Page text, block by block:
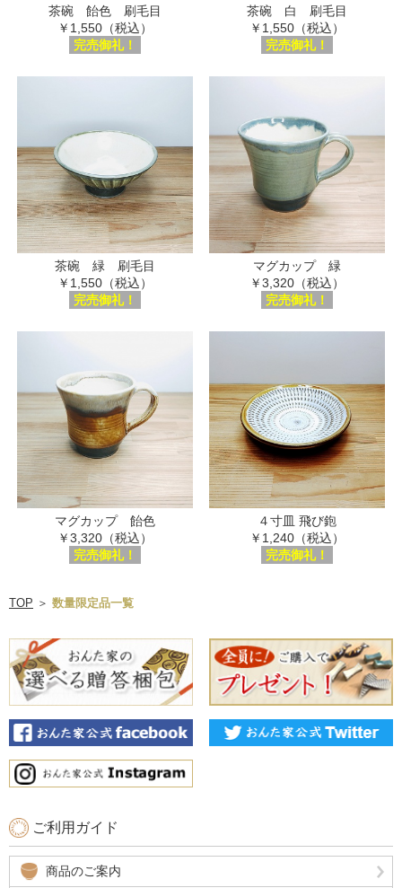
茶碗 飴色 刷毛目
￥1,550（税込）
完売御礼！
茶碗 白 刷毛目
￥1,550（税込）
完売御礼！
茶碗 緑 刷毛目
￥1,550（税込）
完売御礼！
マグカップ 緑
￥3,320（税込）
完売御礼！
マグカップ 飴色
￥3,320（税込）
完売御礼！
４寸皿 飛び鉋
￥1,240（税込）
完売御礼！
TOP ＞ 数量限定品一覧
ご利用ガイド
商品のご案内